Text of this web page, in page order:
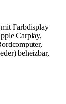
Farbdisplay
Carplay,
beheizbar,